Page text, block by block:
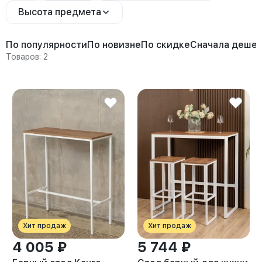
Высота предмета
По популярностиПо новизнеПо скидкеСначала
Товаров: 2
Хит продаж
4 005 ₽
Хит продаж
5 744 ₽